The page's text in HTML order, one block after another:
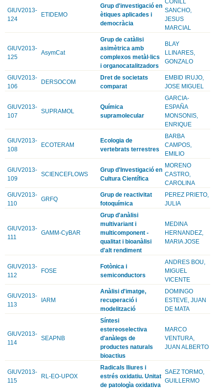
GIUV2013-
124
ETIDEMO
Grup d'investigació en
ètiques aplicades i
democràcia
SANCHO,
JESUS
MARCIAL
GIUV2013-
125
AsymCat
Grup de catàlisi
asimètrica amb
complexos metàl·lics
i organocatalitzadors
BLAY
LLINARES,
GONZALO
GIUV2013-
106
DERSOCOM
Dret de societats
comparat
EMBID IRUJO,
JOSE MIGUEL
GIUV2013-
107
SUPRAMOL
Química
supramolecular
GARCIA-
ESPAÑA
MONSONIS,
ENRIQUE
GIUV2013-
108
ECOTERAM
Ecologia de
vertebrats terrestres
BARBA
CAMPOS,
EMILIO
GIUV2013-
109
SCIENCEFLOWS
Grup d'Investigació en
Cultura Científica
MORENO
CASTRO,
CAROLINA
GIUV2013-
110
GRFQ
Grup de reactivitat
fotoquímica
PEREZ PRIETO,
JULIA
GIUV2013-
111
GAMM-CyBAR
Grup d'anàlisi
multivariant i
multicomponent -
qualitat i bioanàlisi
d'alt rendiment
MEDINA
HERNANDEZ,
MARIA JOSE
GIUV2013-
112
FOSE
Fotònica i
semiconductors
ANDRES BOU,
MIGUEL
VICENTE
GIUV2013-
113
IARM
Anàlisi d'imatge,
recuperació i
modelització
DOMINGO
ESTEVE, JUAN
DE MATA
GIUV2013-
114
SEAPNB
Síntesi
estereoselectiva
d'anàlegs de
productes naturals
bioactius
MARCO
VENTURA,
JUAN ALBERTO
GIUV2013-
115
RL-EO-UPOX
Radicals lliures i
estrés oxidatiu. Unitat
de patologìa oxidativa
SAEZ TORMO,
GUILLERMO